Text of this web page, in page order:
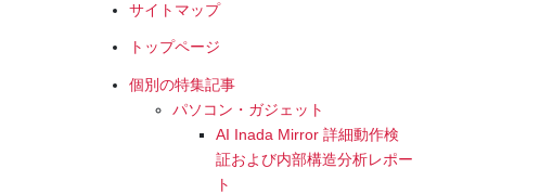
サイトマップ
トップページ
個別の特集記事
パソコン・ガジェット
AI Inada Mirror 詳細動作検
証および内部構造分析レポー
ト